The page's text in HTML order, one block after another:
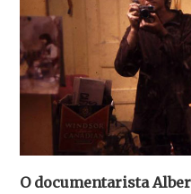
O documentarista